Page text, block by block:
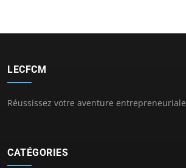
LECFCM
Réussissez votre aventure entrepreneuriale
CATÉGORIES